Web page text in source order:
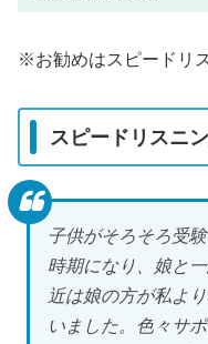
※お勧めはスピードリ
スピードリスニ
子供がそろそろ受
時期になり、娘と
近は娘の方が私よ
いました。色々サ